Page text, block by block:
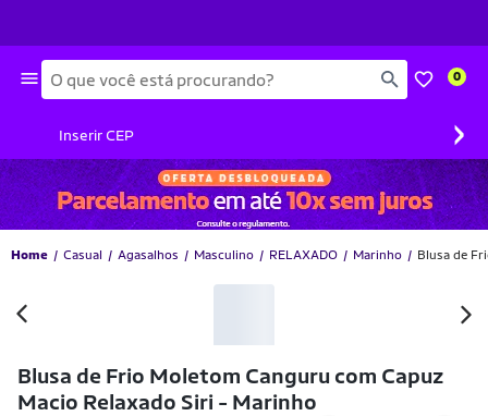
Busca 0
Inserir CEP ›
Home Casual Agasalhos Masculino RELAXADO Marinho Blusa de
Blusa de Frio Moletom Canguru com Capuz
Macio Relaxado Siri - Marinho
-40% OFF